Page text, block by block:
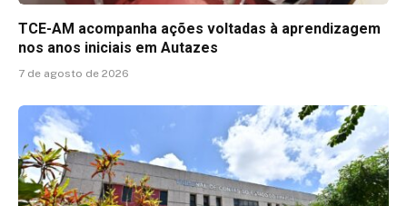
TCE-AM acompanha ações voltadas à aprendizagem
nos anos iniciais em Autazes
7 de agosto de 2026